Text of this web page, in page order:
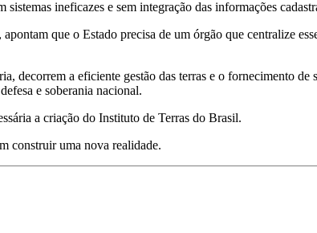
ineficazes e sem integração das informações
que o Estado precisa de um órgão que centralize
decorrem a eficiente gestão das terras e o fornecimento de
e soberania nacional.
a criação do Instituto de Terras do Brasil.
construir uma nova realidade.